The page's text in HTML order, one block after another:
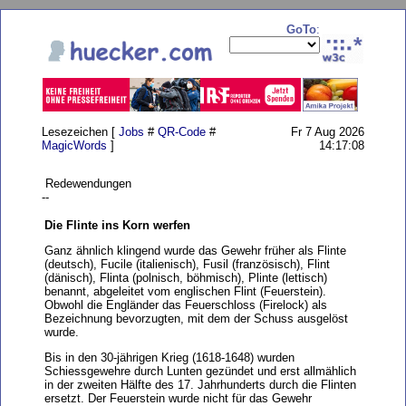
GoTo:
Lesezeichen [ Jobs # QR-Code #
MagicWords ]
Fr 7 Aug 2026
14:17:08
Redewendungen
--
Die Flinte ins Korn werfen
Ganz ähnlich klingend wurde das Gewehr früher als Flinte
(deutsch), Fucile (italienisch), Fusil (französisch), Flint
(dänisch), Flinta (polnisch, böhmisch), Plinte (lettisch)
benannt, abgeleitet vom englischen Flint (Feuerstein).
Obwohl die Engländer das Feuerschloss (Firelock) als
Bezeichnung bevorzugten, mit dem der Schuss ausgelöst
wurde.
Bis in den 30-jährigen Krieg (1618-1648) wurden
Schiessgewehre durch Lunten gezündet und erst allmählich
in der zweiten Hälfte des 17. Jahrhunderts durch die Flinten
ersetzt. Der Feuerstein wurde nicht für das Gewehr